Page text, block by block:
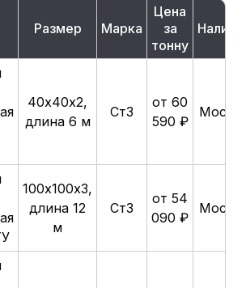
Размер Марка
Цена
за
тонну
40х40х2,
длина 6 м
Ст3
от 60
590 ₽
100х100х3,
длина 12
м
Ст3
от 54
090 ₽